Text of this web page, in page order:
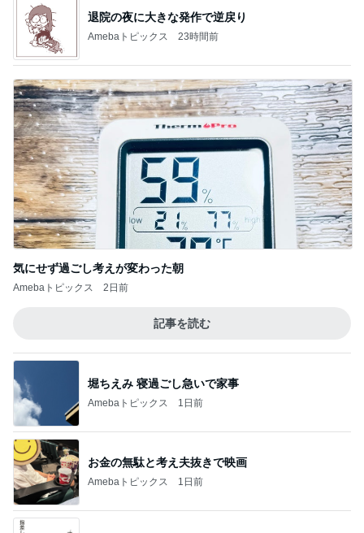
気にせず過ごし考えが変わった朝
Amebaトピックス 2日前
記事を読む
Amebaトピックス 1日前
お金の無駄と考え夫抜きで映画
Amebaトピックス 1日前
指差した先はまさかの骨壷の上
Amebaトピックス 2日前